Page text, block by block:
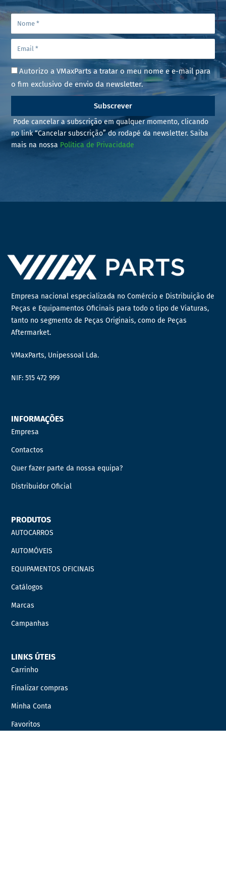
Autorizo a VMaxParts a tratar o meu nome e e-mail para
o fim exclusivo de envio da newsletter.
Subscrever
Pode cancelar a subscrição em qualquer momento, clicando
no link “Cancelar subscrição” do rodapé da newsletter. Saiba
mais na nossa Política de Privacidade
Empresa nacional especializada no Comércio e Distribuição de
Peças e Equipamentos Oficinais para todo o tipo de Viaturas,
tanto no segmento de Peças Originais, como de Peças
Aftermarket.
VMaxParts, Unipessoal Lda.
NIF: 515 472 999
INFORMAÇÕES
Empresa
Contactos
Quer fazer parte da nossa equipa?
Distribuidor Oficial
PRODUTOS
AUTOCARROS
AUTOMÓVEIS
EQUIPAMENTOS OFICINAIS
Catálogos
Marcas
Campanhas
LINKS ÚTEIS
Carrinho
Finalizar compras
Minha Conta
Favoritos